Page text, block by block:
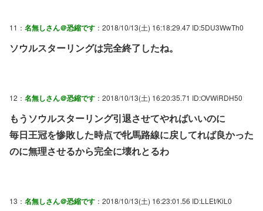
11： 名無しさん＠恐縮です ：2018/10/13(土) 16:18:29.47 ID:5DU3WwTh0
ソウルスターリングは完全終了したね。
12： 名無しさん＠恐縮です ：2018/10/13(土) 16:20:35.71 ID:OVWiRDH50
もうソウルスターリング引退させてやればいいのに
毎日王冠を惨敗した時点で牝馬路線に戻してれば良かった
のに無理させるから完全に壊れとるわ
13： 名無しさん＠恐縮です ：2018/10/13(土) 16:23:01.56 ID:LLEt/KiL0